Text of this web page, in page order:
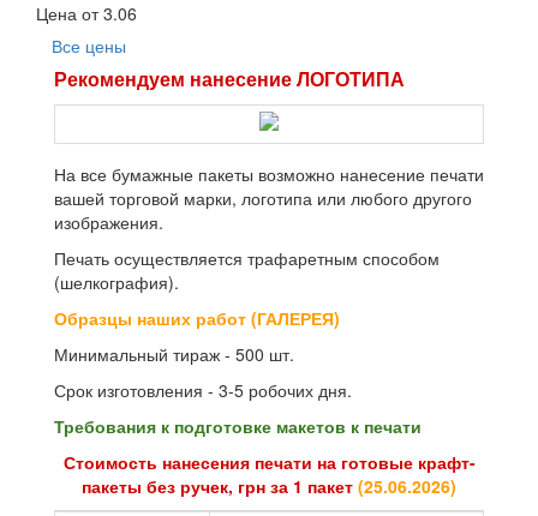
Цена от3.06
Все цены
Рекомендуем нанесение ЛОГОТИПА
На все бумажные пакеты возможно нанесение печати
вашей торговой марки, логотипа или любого другого
изображения.
Печать осуществляется трафаретным способом
(шелкография).
Образцы наших работ (ГАЛЕРЕЯ)
Минимальный тираж - 500 шт.
Срок изготовления - 3-5 робочих дня.
Требования к подготовке макетов к печати
Стоимость нанесения печати на готовые крафт-
пакеты без ручек, грн за 1 пакет (25.06.2026)